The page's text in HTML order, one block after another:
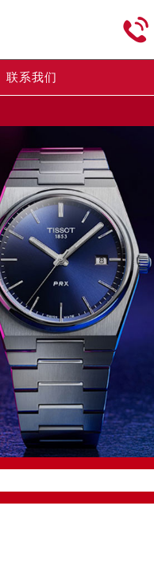

联系我们
拨“+86”）